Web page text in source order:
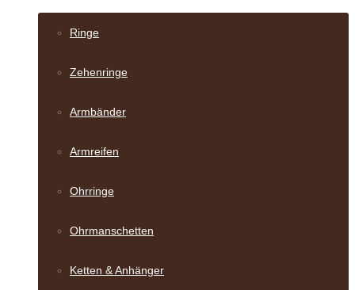
Ringe
Zehenringe
Armbänder
Armreifen
Ohrringe
Ohrmanschetten
Ketten & Anhänger